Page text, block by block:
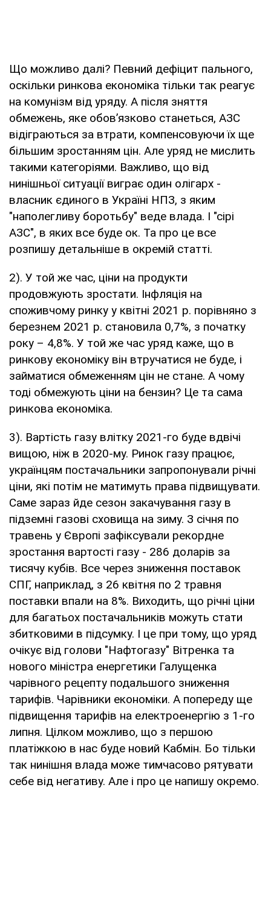
Що можливо далі? Певний дефіцит пального,
оскільки ринкова економіка тільки так реагує
на комунізм від уряду. А після зняття
обмежень, яке обов’язково станеться, АЗС
відіграються за втрати, компенсовуючи їх ще
більшим зростанням цін. Але уряд не мислить
такими категоріями. Важливо, що від
нинішньої ситуації виграє один олігарх -
власник єдиного в Україні НПЗ, з яким
"наполегливу боротьбу" веде влада. І "сірі
АЗС", в яких все буде ок. Та про це все
розпишу детальніше в окремій статті.
2). У той же час, ціни на продукти
продовжують зростати. Інфляція на
споживчому ринку у квітні 2021 р. порівняно з
березнем 2021 р. становила 0,7%, з початку
року – 4,8%. У той же час уряд каже, що в
ринкову економіку він втручатися не буде, і
займатися обмеженням цін не стане. А чому
тоді обмежують ціни на бензин? Це та сама
ринкова економіка.
3). Вартість газу влітку 2021-го буде вдвічі
вищою, ніж в 2020-му. Ринок газу працює,
українцям постачальники запропонували річні
ціни, які потім не матимуть права підвищувати.
Саме зараз йде сезон закачування газу в
підземні газові сховища на зиму. З січня по
травень у Європі зафіксували рекордне
зростання вартості газу - 286 доларів за
тисячу кубів. Все через зниження поставок
СПГ, наприклад, з 26 квітня по 2 травня
поставки впали на 8%. Виходить, що річні ціни
для багатьох постачальників можуть стати
збитковими в підсумку. І це при тому, що уряд
очікує від голови "Нафтогазу" Вітренка та
нового міністра енергетики Галущенка
чарівного рецепту подальшого зниження
тарифів. Чарівники економіки. А попереду ще
підвищення тарифів на електроенергію з 1-го
липня. Цілком можливо, що з першою
платіжкою в нас буде новий Кабмін. Бо тільки
так нинішня влада може тимчасово рятувати
себе від негативу. Але і про це напишу окремо.